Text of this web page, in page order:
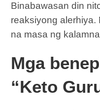
Binabawasan din
reaksiyong
na masa ng
Mga
“Keto